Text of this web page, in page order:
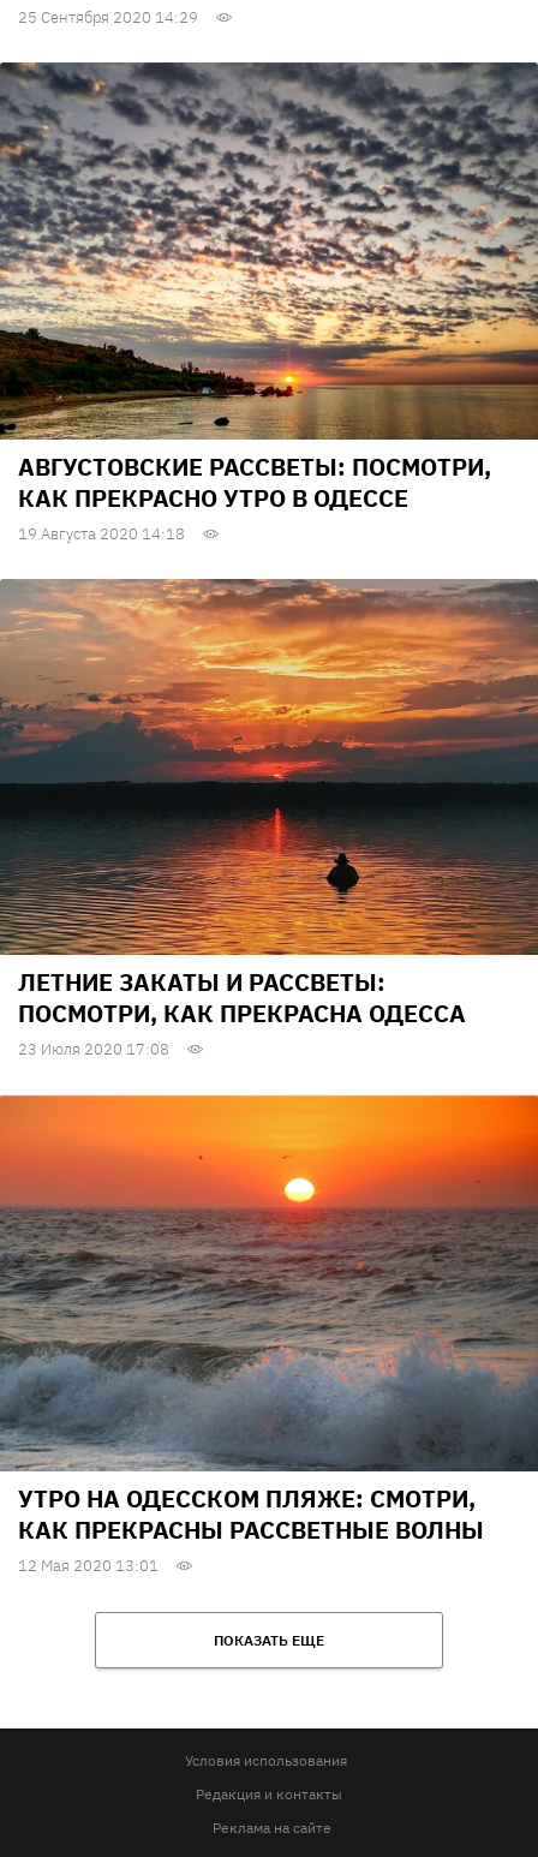
25 Сентября 2020 14:29
АВГУСТОВСКИЕ РАССВЕТЫ: ПОСМОТРИ,
КАК ПРЕКРАСНО УТРО В ОДЕССЕ
19 Августа 2020 14:18
ЛЕТНИЕ ЗАКАТЫ И РАССВЕТЫ:
ПОСМОТРИ, КАК ПРЕКРАСНА ОДЕССА
23 Июля 2020 17:08
УТРО НА ОДЕССКОМ ПЛЯЖЕ: CМОТРИ,
КАК ПРЕКРАСНЫ РАССВЕТНЫЕ ВОЛНЫ
12 Мая 2020 13:01
ПОКАЗАТЬ ЕЩЕ
Условия использования
Редакция и контакты
Реклама на сайте